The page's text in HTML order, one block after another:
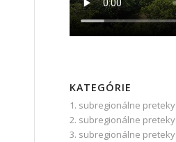
KATEGÓRIE
1. subregionálne preteky
2. subregionálne preteky
3. subregionálne preteky